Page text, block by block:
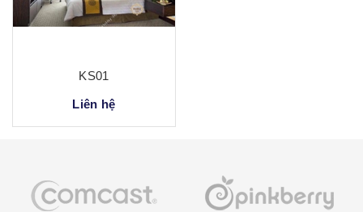
KS01
Liên hệ